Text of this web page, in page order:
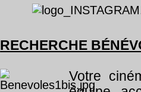
RECHERCHE BÉNÉ
Votre